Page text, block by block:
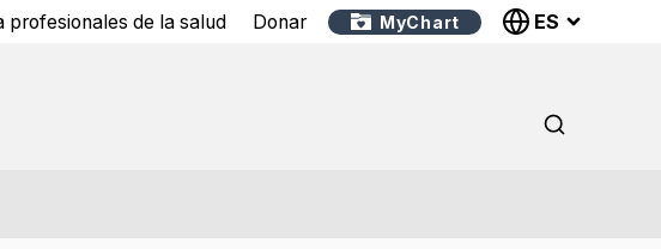
profesionales de la salud Donar MyChart ES